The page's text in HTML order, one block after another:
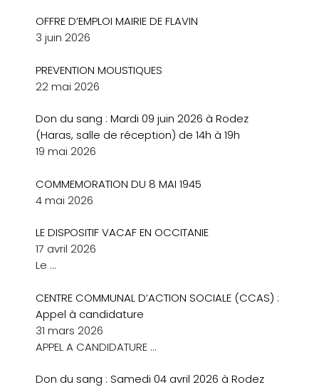
OFFRE D’EMPLOI MAIRIE DE FLAVIN
3 juin 2026
PREVENTION MOUSTIQUES
22 mai 2026
Don du sang : Mardi 09 juin 2026 à Rodez
(Haras, salle de réception) de 14h à 19h
19 mai 2026
COMMEMORATION DU 8 MAI 1945
4 mai 2026
LE DISPOSITIF VACAF EN OCCITANIE
17 avril 2026
Le …
CENTRE COMMUNAL D’ACTION SOCIALE (CCAS) :
Appel à candidature
31 mars 2026
APPEL A CANDIDATURE …
Don du sang : Samedi 04 avril 2026 à Rodez